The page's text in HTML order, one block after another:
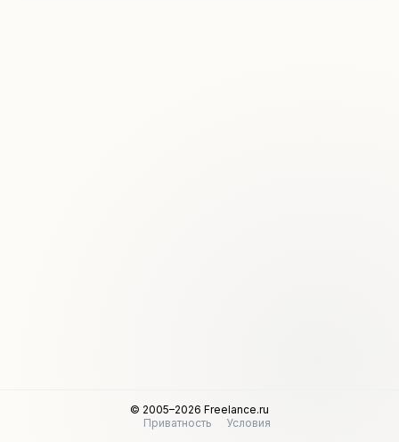
© 2005–2026 Freelance.ru
Приватность
Условия